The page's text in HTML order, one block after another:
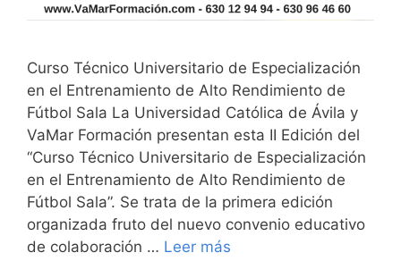
Curso Técnico Universitario de Especialización
en el Entrenamiento de Alto Rendimiento de
Fútbol Sala La Universidad Católica de Ávila y
VaMar Formación presentan esta II Edición del
“Curso Técnico Universitario de Especialización
en el Entrenamiento de Alto Rendimiento de
Fútbol Sala”. Se trata de la primera edición
organizada fruto del nuevo convenio educativo
de colaboración … Leer más